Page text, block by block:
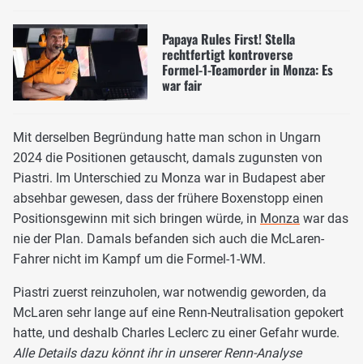
Papaya Rules First! Stella
rechtfertigt kontroverse
Formel-1-Teamorder in Monza: Es
war fair
Mit derselben Begründung hatte man schon in Ungarn
2024 die Positionen getauscht, damals zugunsten von
Piastri. Im Unterschied zu Monza war in Budapest aber
absehbar gewesen, dass der frühere Boxenstopp einen
Positionsgewinn mit sich bringen würde, in Monza war das
nie der Plan. Damals befanden sich auch die McLaren-
Fahrer nicht im Kampf um die Formel-1-WM.
Piastri zuerst reinzuholen, war notwendig geworden, da
McLaren sehr lange auf eine Renn-Neutralisation gepokert
hatte, und deshalb Charles Leclerc zu einer Gefahr wurde.
Alle Details dazu könnt ihr in unserer Renn-Analyse